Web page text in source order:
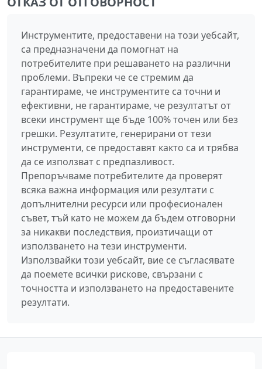
Инструментите, предоставени на този уебсайт,
са предназначени да помогнат на
потребителите при решаването на различни
проблеми. Въпреки че се стремим да
гарантираме, че инструментите са точни и
ефективни, не гарантираме, че резултатът от
всеки инструмент ще бъде 100% точен или без
грешки. Резултатите, генерирани от тези
инструменти, се предоставят както са и трябва
да се използват с предпазливост.
Препоръчваме потребителите да проверят
всяка важна информация или резултати с
допълнителни ресурси или професионален
съвет, тъй като не можем да бъдем отговорни
за никакви последствия, произтичащи от
използването на тези инструменти.
Използвайки този уебсайт, вие се съгласявате
да поемете всички рискове, свързани с
точността и използването на предоставените
резултати.